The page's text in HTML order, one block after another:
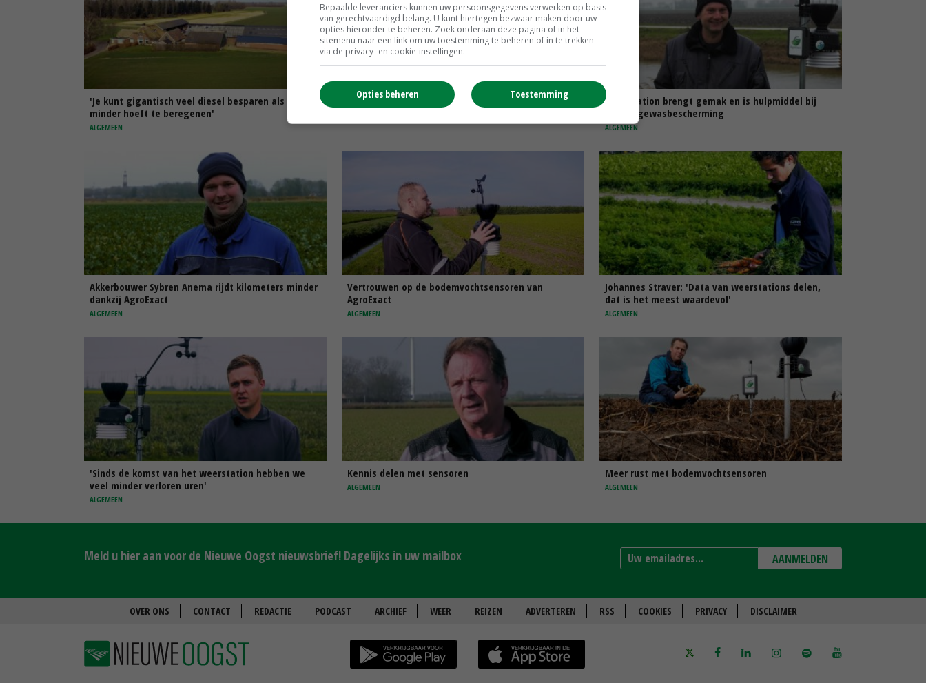
'Je kunt gigantisch veel diesel besparen als je
minder hoeft te beregenen'
ALGEMEEN
Bodemvochtsensor helpt bij optimale beregening
Weerstation brengt gemak en is hulpmiddel bij
betere gewasbescherming
ALGEMEEN
Akkerbouwer Sybren Anema rijdt kilometers minder
dankzij AgroExact
ALGEMEEN
Vertrouwen op de bodemvochtsensoren van
AgroExact
ALGEMEEN
Johannes Straver: 'Data van weerstations delen,
dat is het meest waardevol'
ALGEMEEN
'Sinds de komst van het weerstation hebben we
veel minder verloren uren'
ALGEMEEN
Kennis delen met sensoren
ALGEMEEN
Meer rust met bodemvochtsensoren
ALGEMEEN
Meld u hier aan voor de Nieuwe Oogst nieuwsbrief! Dagelijks in uw mailbox AANMELDEN
OVER ONS CONTACT REDACTIE PODCAST ARCHIEF WEER REIZEN ADVERTEREN RSS COOKIES PRIVACY DISCLAIMER
Bepaalde leveranciers kunnen uw persoonsgegevens verwerken op basis
van gerechtvaardigd belang. U kunt hiertegen bezwaar maken door uw
opties hieronder te beheren. Zoek onderaan deze pagina of in het
sitemenu naar een link om uw toestemming te beheren of in te trekken
via de privacy- en cookie-instellingen.
Toestemming
Opties beheren